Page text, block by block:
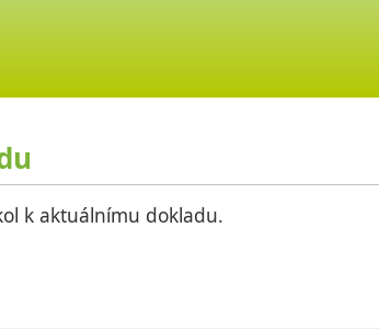
k aktuálnímu dokladu.